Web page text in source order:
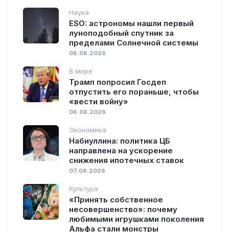
Наука
ESO: астрономы нашли первый
луноподобный спутник за
пределами Солнечной системы
08.08.2026
В мире
Трамп попросил Госдеп
отпустить его пораньше, чтобы
«вести войну»
08.08.2026
Экономика
Набиуллина: политика ЦБ
направлена на ускорение
снижения ипотечных ставок
07.08.2026
Культура
«Принять собственное
несовершенство»: почему
любимыми игрушками поколения
Альфа стали монстры